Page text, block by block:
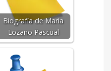
Biografía de Maria
Lozano Pascual